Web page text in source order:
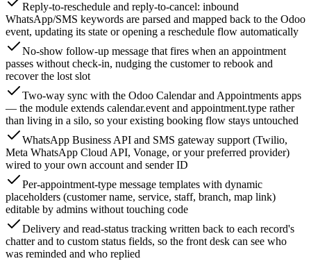
Reply-to-reschedule and reply-to-cancel: inbound
WhatsApp/SMS keywords are parsed and mapped back to the Odoo
event, updating its state or opening a reschedule flow automatically
No-show follow-up message that fires when an appointment
passes without check-in, nudging the customer to rebook and
recover the lost slot
Two-way sync with the Odoo Calendar and Appointments apps
— the module extends calendar.event and appointment.type rather
than living in a silo, so your existing booking flow stays untouched
WhatsApp Business API and SMS gateway support (Twilio,
Meta WhatsApp Cloud API, Vonage, or your preferred provider)
wired to your own account and sender ID
Per-appointment-type message templates with dynamic
placeholders (customer name, service, staff, branch, map link)
editable by admins without touching code
Delivery and read-status tracking written back to each record's
chatter and to custom status fields, so the front desk can see who
was reminded and who replied